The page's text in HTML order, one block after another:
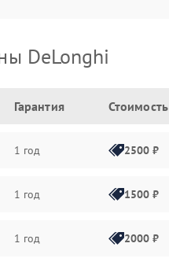
DeLonghi
Гарантия Стоимость
1 год 2500 ₽
1 год 1500 ₽
1 год 2000 ₽